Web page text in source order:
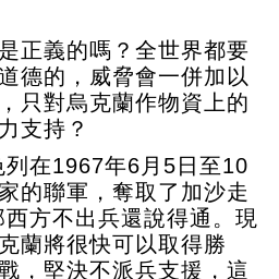
正義的嗎？全世界都要
德的，威脅會一併加以
只對烏克蘭作物資上的
支持？
在1967年6月5日至10
的聯軍，奪取了加沙走
方不出兵還說得通。現
蘭將很快可以取得勝
，堅決不派兵支援，這